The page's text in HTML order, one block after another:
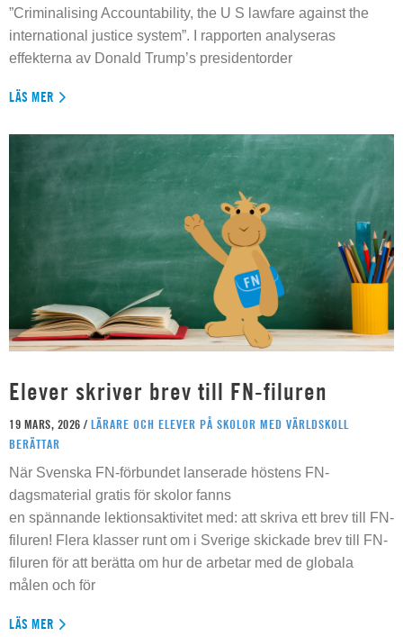
”Criminalising Accountability, the U S lawfare against the
international justice system”. I rapporten analyseras
effekterna av Donald Trump’s presidentorder
LÄS MER
Elever skriver brev till FN-filuren
19 MARS, 2026 / LÄRARE OCH ELEVER PÅ SKOLOR MED VÄRLDSKOLL
BERÄTTAR
När Svenska FN-förbundet lanserade höstens FN-
dagsmaterial gratis för skolor fanns
en spännande lektionsaktivitet med: att skriva ett brev till FN-
filuren! Flera klasser runt om i Sverige skickade brev till FN-
filuren för att berätta om hur de arbetar med de globala
målen och för
LÄS MER